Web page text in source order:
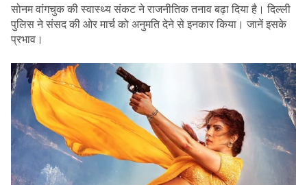
सोनम वांगचुक की स्वास्थ्य संकट ने राजनीतिक तनाव बढ़ा दिया है। दिल्ली
पुलिस ने संसद की ओर मार्च को अनुमति देने से इनकार किया। जानें इसके
प्रभाव।